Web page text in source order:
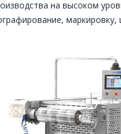
на высоком
маркировку,